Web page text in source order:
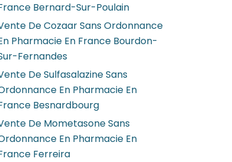
Bernard-Sur-Poulain
De Cozaar Sans Ordonnance
Pharmacie En France Bourdon-
Fernandes
De Sulfasalazine Sans
En Pharmacie En
Besnardbourg
De Mometasone Sans
En Pharmacie En
Ferreira